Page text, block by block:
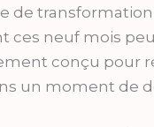
de
ces neuf mois
conçu pour
un moment de